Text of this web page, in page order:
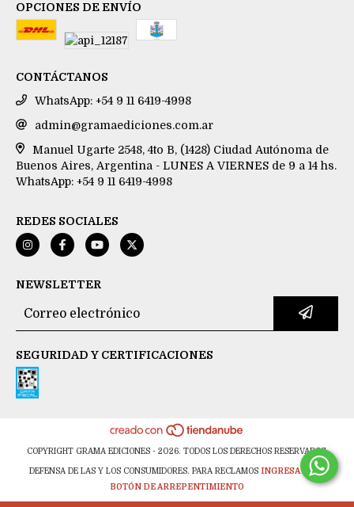
OPCIONES DE ENVÍO
CONTÁCTANOS
WhatsApp: +54 9 11 6419-4998
admin@gramaediciones.com.ar
Manuel Ugarte 2548, 4to B, (1428) Ciudad Autónoma de
Buenos Aires, Argentina - LUNES A VIERNES de 9 a 14 hs.
WhatsApp: +54 9 11 6419-4998
REDES SOCIALES
NEWSLETTER
SEGURIDAD Y CERTIFICACIONES
COPYRIGHT GRAMA EDICIONES - 2026. TODOS LOS DERECHOS RESERVADOS.
DEFENSA DE LAS Y LOS CONSUMIDORES. PARA RECLAMOS INGRESA AQUÍ.
BOTÓN DE ARREPENTIMIENTO